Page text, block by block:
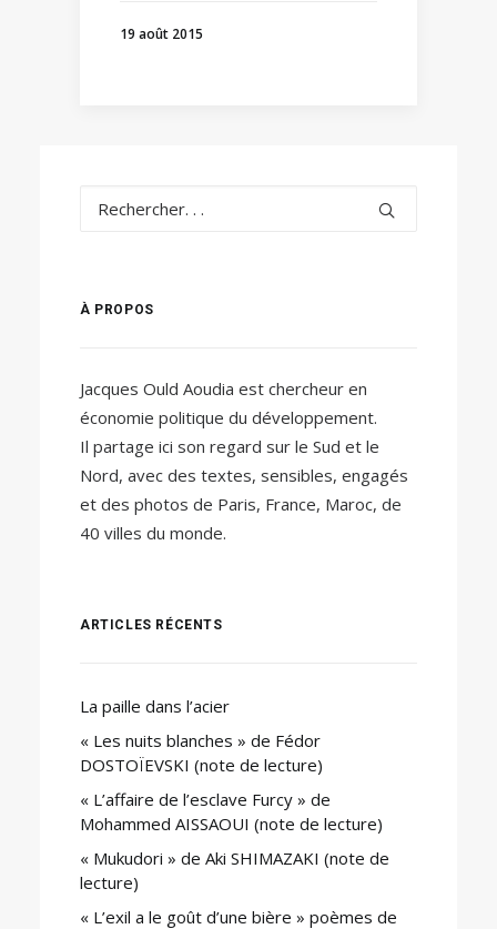
19 août 2015
À PROPOS
Jacques Ould Aoudia est chercheur en
économie politique du développement.
Il partage ici son regard sur le Sud et le
Nord, avec des textes, sensibles, engagés
et des photos de Paris, France, Maroc, de
40 villes du monde.
ARTICLES RÉCENTS
La paille dans l’acier
« Les nuits blanches » de Fédor
DOSTOÏEVSKI (note de lecture)
« L’affaire de l’esclave Furcy » de
Mohammed AISSAOUI (note de lecture)
« Mukudori » de Aki SHIMAZAKI (note de
lecture)
« L’exil a le goût d’une bière » poèmes de